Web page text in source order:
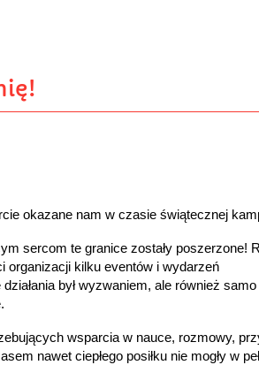
okazane nam w czasie świątecznej
sercom te granice zostały poszerzone!
organizacji kilku eventów i wydarzeń
był wyzwaniem, ale również samo
wsparcia w nauce, rozmowy,
nawet ciepłego posiłku nie mogły w